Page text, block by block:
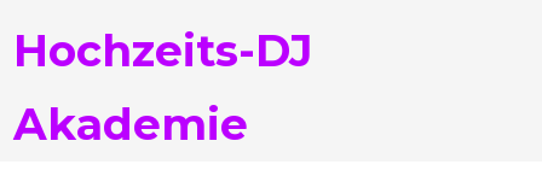
Hochzeits-DJ
Akademie